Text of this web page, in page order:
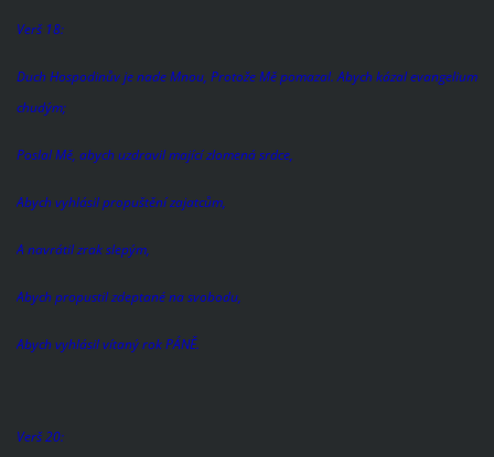
Verš 18:
Duch Hospodinův je nade Mnou, Protože Mě pomazal. Abych kázal evangelium
chudým;
Poslal Mě, abych uzdravil mající zlomená srdce,
Abych vyhlásil propuštění zajatcům,
A navrátil zrak slepým,
Abych propustil zdeptané na svobodu,
Abych vyhlásil vítaný rok PÁNĚ.
Verš 20: